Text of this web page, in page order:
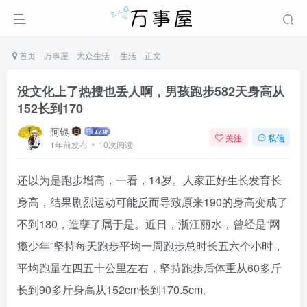
首页 万事屋 大众生活 生活 正文
没文化上了热搜也丢人啊，男孩跑步582天身高从
152长到170
阿银
1年前发布 10次阅读
关注 私信
还以为是跑步增高，一看，14岁。人家正好生长发育长
身高，结果剧烈运动可能反而导致原来190的身高变成了
不到180，造孽了属于是。近日，浙江丽水，曾经是“网
瘾少年”坚持每天跑步平均一周跑步总时长五六个小时，
平均跑量在四五十公里左右，坚持跑步后体重从60多斤
长到90多斤身高从152cm长到170.5cm。